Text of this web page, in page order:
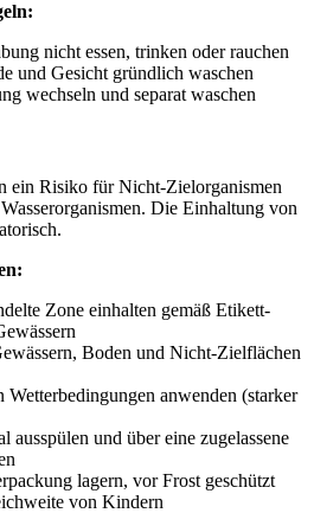
nicht essen, trinken oder rauchen
und Gesicht gründlich waschen
wechseln und separat waschen
ein Risiko für Nicht-Zielorganismen
Die Einhaltung von
Zone einhalten gemäß Etikett-
Boden und Nicht-Zielflächen
anwenden (starker
ausspülen und über eine zugelassene
lagern, vor Frost geschützt
von Kindern